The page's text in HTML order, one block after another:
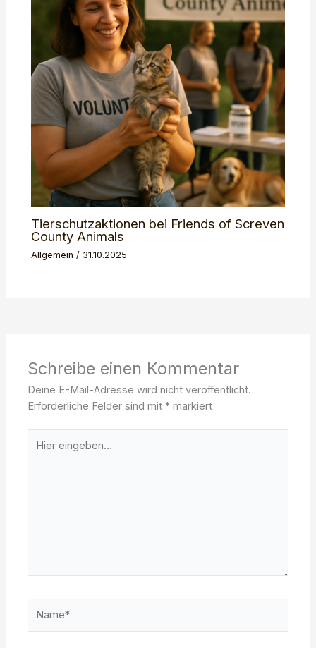
Tierschutzaktionen bei Friends of Screven
County Animals
Allgemein / 31.10.2025
Schreibe einen Kommentar
Deine E-Mail-Adresse wird nicht veröffentlicht.
Erforderliche Felder sind mit* markiert
eingeben…